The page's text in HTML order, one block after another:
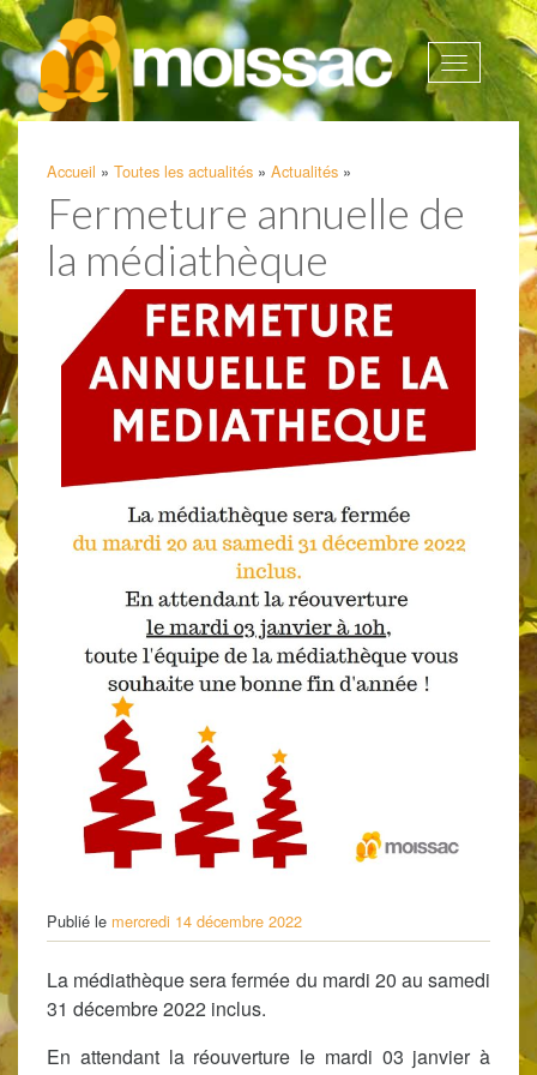
Afficher
la
Accueil » Toutes les actualités » Actualités »
Fermeture annuelle de
la médiathèque
Publié le mercredi 14 décembre 2022
La médiathèque sera fermée du mardi 20 au samedi
31 décembre 2022 inclus.
En attendant la réouverture le mardi 03 janvier à